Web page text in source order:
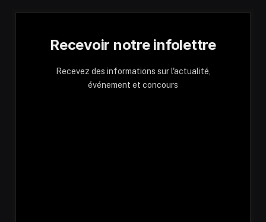
Recevoir notre infolettre
Recevez des informations sur l'actualité,
événement et concours